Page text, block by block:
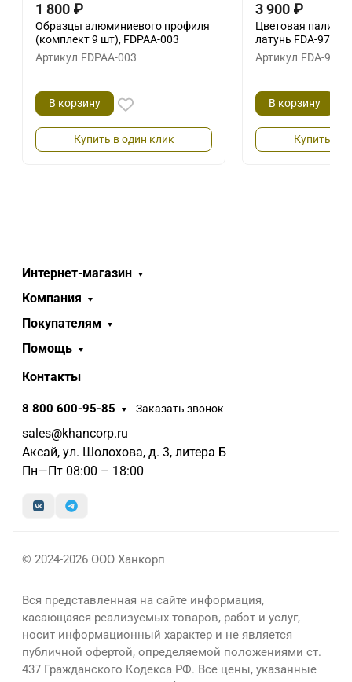
1 800 ₽
Образцы алюминиевого профиля
(комплект 9 шт), FDPAA-003
Артикул FDPAA-003
В корзину
Купить в один клик
3 900 ₽
Цветовая
латунь FDA-97
Артикул FDA-97
В корзину
Купить в
Интернет-магазин
Компания
Покупателям
Помощь
Контакты
8 800 600-95-85 Заказать звонок
sales@khancorp.ru
Аксай, ул. Шолохова, д. 3, литера Б
Пн—Пт 08:00 – 18:00
© 2024-2026 ООО Ханкорп
Вся представленная на сайте информация,
касающаяся реализуемых товаров, работ и услуг,
носит информационный характер и не является
публичной офертой, определяемой положениями ст.
437 Гражданского Кодекса РФ. Все цены, указанные